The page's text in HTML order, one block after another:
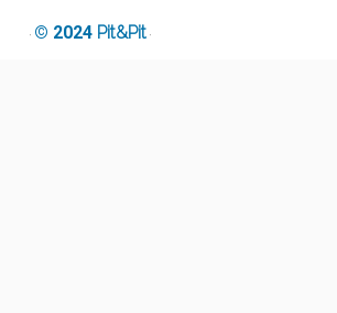
· © 2024 Pit&Pit ·